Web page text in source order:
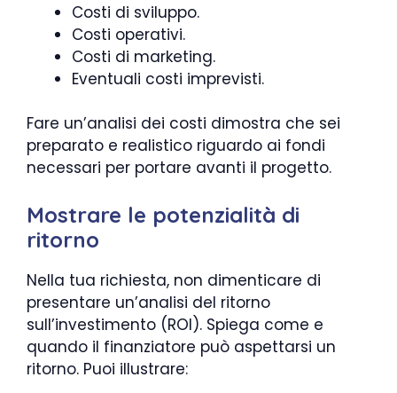
Costi di sviluppo.
Costi operativi.
Costi di marketing.
Eventuali costi imprevisti.
Fare un’analisi dei costi dimostra che sei
preparato e realistico riguardo ai fondi
necessari per portare avanti il progetto.
Mostrare le potenzialità di
ritorno
Nella tua richiesta, non dimenticare di
presentare un’analisi del ritorno
sull’investimento (ROI). Spiega come e
quando il finanziatore può aspettarsi un
ritorno. Puoi illustrare: